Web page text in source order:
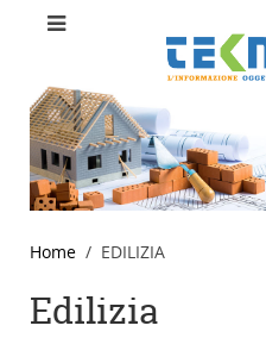
Home EDILIZIA
Edilizia